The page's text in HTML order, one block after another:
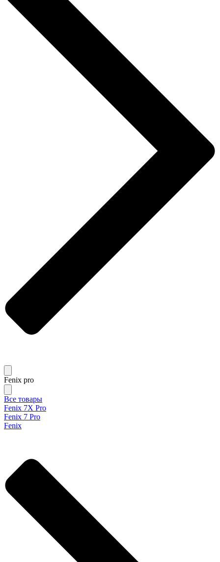
Fenix pro
Все товары
Fenix 7X Pro
Fenix 7 Pro
Fenix